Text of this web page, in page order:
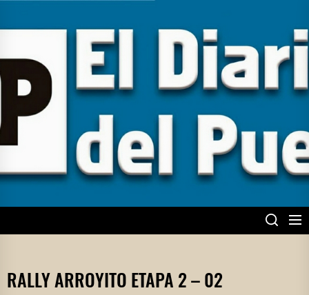
content
EL DIARIO DEL
PUEBLO
RALLY ARROYITO ETAPA 2 – 02